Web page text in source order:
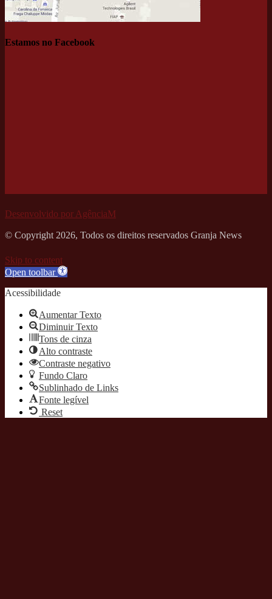
Estamos no Facebook
Desenvolvido por AgênciaM
© Copyright 2026, Todos os direitos reservados Granja News
Skip to content
Open toolbar
Acessibilidade
Aumentar Texto
Diminuir Texto
Tons de cinza
Alto contraste
Contraste negativo
Fundo Claro
Sublinhado de Links
Fonte legível
Reset